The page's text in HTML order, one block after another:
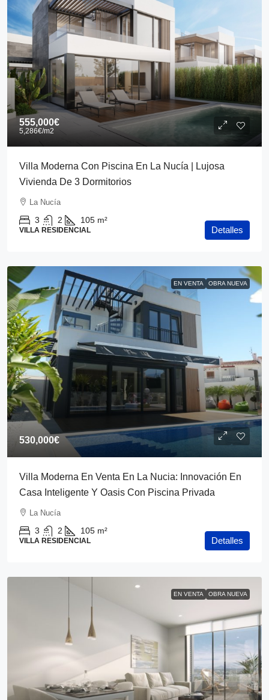
555,000€
5,286€/m2
Villa Moderna Con Piscina En La Nucía | Lujosa
Vivienda De 3 Dormitorios
La Nucía
3 2 105 m²
VILLA RESIDENCIAL Detalles
EN VENTA OBRA NUEVA
530,000€
Villa Moderna En Venta En La Nucia: Innovación En
Casa Inteligente Y Oasis Con Piscina Privada
La Nucía
3 2 105 m²
VILLA RESIDENCIAL Detalles
EN VENTA OBRA NUEVA